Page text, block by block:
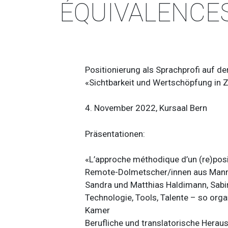
Positionierung als Sprachprofi auf
«Sichtbarkeit und Wertschöpfung in
4. November 2022, Kursaal Bern
Präsentationen:
«L’approche méthodique d’un
Remote-Dolmetscher/innen aus
Sandra und Matthias Haldimann,
Technologie, Tools, Talente – so
Kamer
Berufliche und translatorische